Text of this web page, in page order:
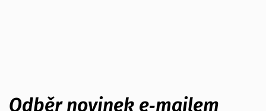
Odběr novinek e‑mailem